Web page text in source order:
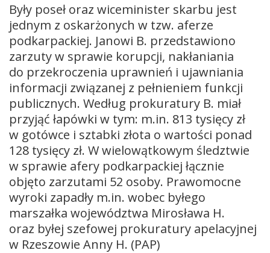
Były poseł oraz wiceminister skarbu jest
jednym z oskarżonych w tzw. aferze
podkarpackiej. Janowi B. przedstawiono
zarzuty w sprawie korupcji, nakłaniania
do przekroczenia uprawnień i ujawniania
informacji związanej z pełnieniem funkcji
publicznych. Według prokuratury B. miał
przyjąć łapówki w tym: m.in. 813 tysięcy zł
w gotówce i sztabki złota o wartości ponad
128 tysięcy zł. W wielowątkowym śledztwie
w sprawie afery podkarpackiej łącznie
objęto zarzutami 52 osoby. Prawomocne
wyroki zapadły m.in. wobec byłego
marszałka województwa Mirosława H.
oraz byłej szefowej prokuratury apelacyjnej
w Rzeszowie Anny H. (PAP)